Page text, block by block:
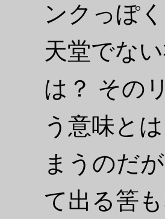
ンクっぽ
天堂でな
は？ その
う意味と
まうのだ
て出る筈